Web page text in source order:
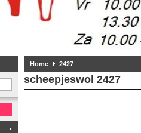
Home 2427
scheepjeswol 2427